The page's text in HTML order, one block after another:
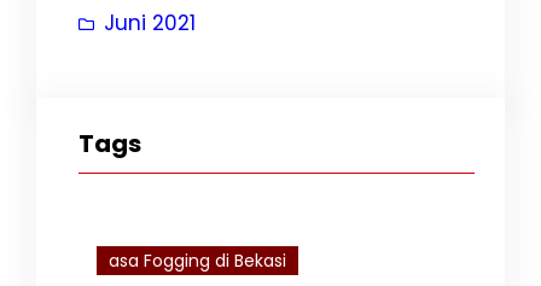
Juni 2021
Tags
asa Fogging di Bekasi